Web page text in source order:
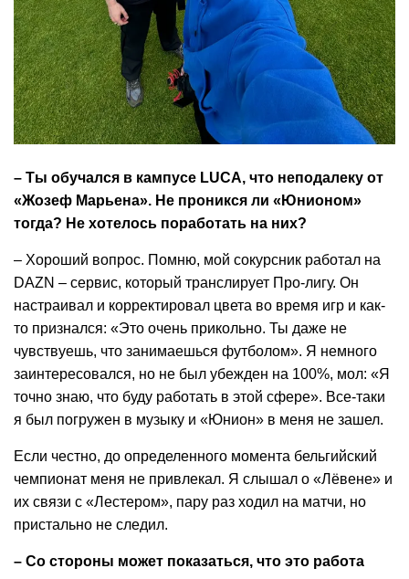
– Ты обучался в кампусе LUCA, что неподалеку от
«Жозеф Марьена». Не проникся ли «Юнионом»
тогда? Не хотелось поработать на них?
– Хороший вопрос. Помню, мой сокурсник работал на
DAZN – сервис, который транслирует Про-лигу. Он
настраивал и корректировал цвета во время игр и как-
то признался: «Это очень прикольно. Ты даже не
чувствуешь, что занимаешься футболом». Я немного
заинтересовался, но не был убежден на 100%, мол: «Я
точно знаю, что буду работать в этой сфере». Все-таки
я был погружен в музыку и «Юнион» в меня не зашел.
Если честно, до определенного момента бельгийский
чемпионат меня не привлекал. Я слышал о «Лёвене» и
их связи с «Лестером», пару раз ходил на матчи, но
пристально не следил.
– Со стороны может показаться, что это работа